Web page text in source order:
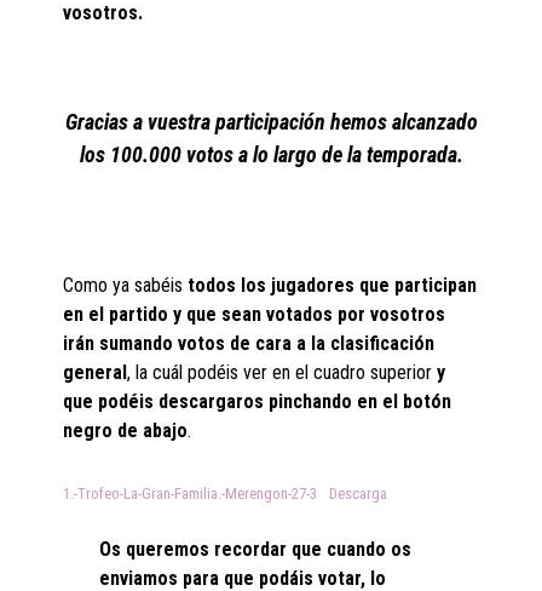
vosotros.
Gracias a vuestra participación hemos alcanzado
los 100.000 votos a lo largo de la temporada.
Como ya sabéis todos los jugadores que participan
en el partido y que sean votados por vosotros
irán sumando votos de cara a la clasificación
general, la cuál podéis ver en el cuadro superiory
que podéis descargaros pinchando en el botón
negro de abajo.
1.-Trofeo-La-Gran-Familia.-Merengon-27-3 Descarga
Os queremos recordar que cuando os
enviamos para que podáis votar, lo